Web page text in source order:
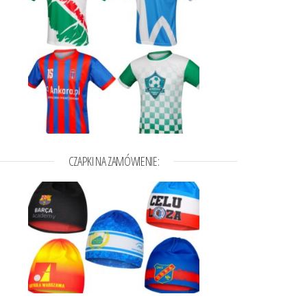
wybrać na stronie produktu
wiele wariantów. Opcje można wybrać na stronie produktu
CZAPKI NA ZAMÓWIENIE: